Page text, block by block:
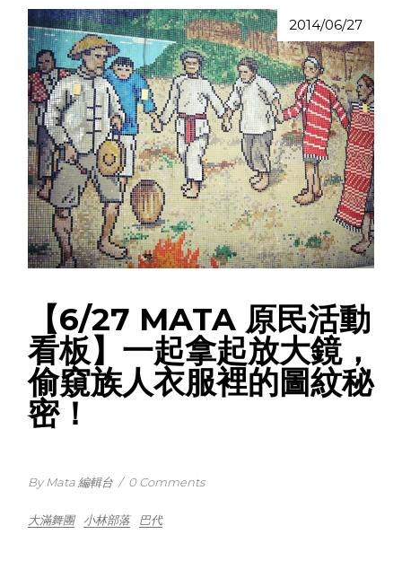
2014/06/27
【6/27 MATA 原民活動
看板】一起拿起放大鏡，
偷窺族人衣服裡的圖紋秘
密！
By Mata 編輯台 / 0 Comments
大滿舞團 小林部落 巴代